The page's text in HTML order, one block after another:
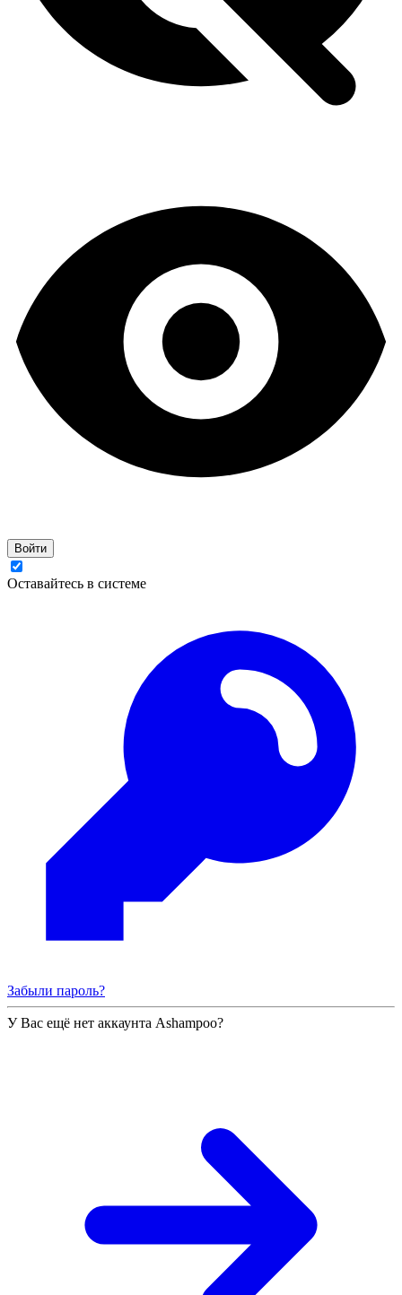
Войти
Оставайтесь в системе
Забыли пароль?
У Вас ещё нет аккаунта Ashampoo?